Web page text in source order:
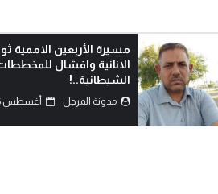
من يشهد بالحق؟!
مدونة المرجل أغسطس 05, 2026